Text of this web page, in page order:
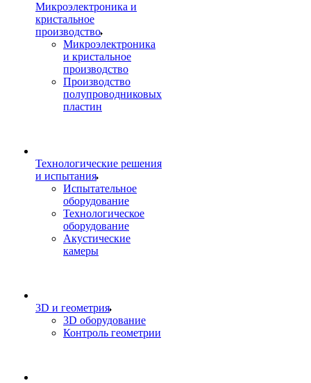
Микроэлектроника и
кристальное
производство
Микроэлектроника
и кристальное
производство
Производство
полупроводниковых
пластин
Технологические решения
и испытания
Испытательное
оборудование
Технологическое
оборудование
Акустические
камеры
3D и геометрия
3D оборудование
Контроль геометрии